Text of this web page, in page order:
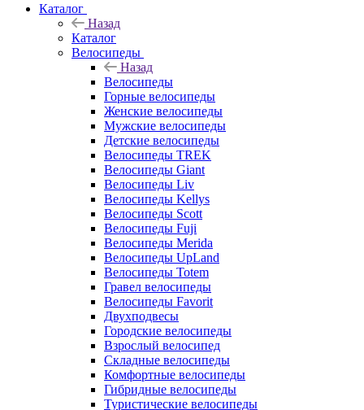
Каталог
Назад
Каталог
Велосипеды
Назад
Велосипеды
Горные велосипеды
Женские велосипеды
Мужские велосипеды
Детские велосипеды
Велосипеды TREK
Велосипеды Giant
Велосипеды Liv
Велосипеды Kellys
Велосипеды Scott
Велосипеды Fuji
Велосипеды Merida
Велосипеды UpLand
Велосипеды Totem
Гравел велосипеды
Велосипеды Favorit
Двухподвесы
Городские велосипеды
Взрослый велосипед
Складные велосипеды
Комфортные велосипеды
Гибридные велосипеды
Туристические велосипеды